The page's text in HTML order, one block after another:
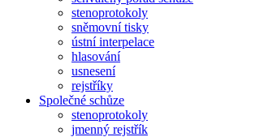
stenoprotokoly
sněmovní tisky
ústní interpelace
hlasování
usnesení
rejstříky
Společné schůze
stenoprotokoly
jmenný rejstřík